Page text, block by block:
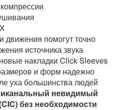
движения помогут точно
источника звука
накладки Click Sleeves
и форм надежно
уха большинства людей
невидимый
без необходимости